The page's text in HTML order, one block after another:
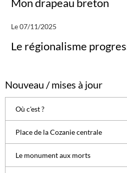
Le 07/11/2025
Le régionalisme
Nouveau / mises à jour
Où c'est ?
Place de la Cozanie centrale
Le monument aux morts